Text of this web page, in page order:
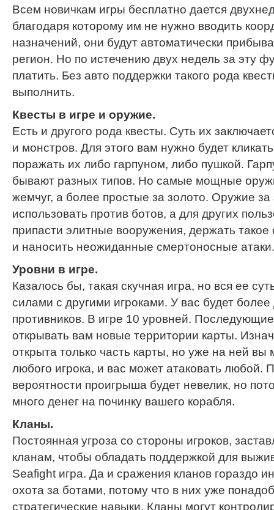
Всем новичкам игры бесплатно дается
благодаря которому им не нужно вводить
назначений, они будут автоматически
регион. Но по истечению двух недель за эту
платить. Без авто поддержки такого рода
выполнить.
Квесты в игре и оружие.
Есть и другого рода квесты. Суть их
и монстров. Для этого вам нужно будет
поражать их либо гарпуном, либо пушкой.
бывают разных типов. Но самые мощные
жемчуг, а более простые за золото. Оружие
использовать против ботов, а для других
припасти элитные вооружения, держать такое
и наносить неожиданные смертоносные атаки.
Уровни в игре.
Казалось бы, такая скучная игра, но вся ее
силами с другими игроками. У вас будет более
противников. В игре 10 уровней.
открывать вам новые территории карты.
открыта только часть карты, но уже на ней вы
любого игрока, и вас может атаковать любой.
вероятности проигрыша будет невелик, но
много денег на починку вашего корабля.
Кланы.
Постоянная угроза со стороны игроков,
кланам, чтобы обладать поддержкой для
Seafight игра. Да и сражения кланов гораздо
охота за ботами, потому что в них уже
стратегические навыки. Кланы могут